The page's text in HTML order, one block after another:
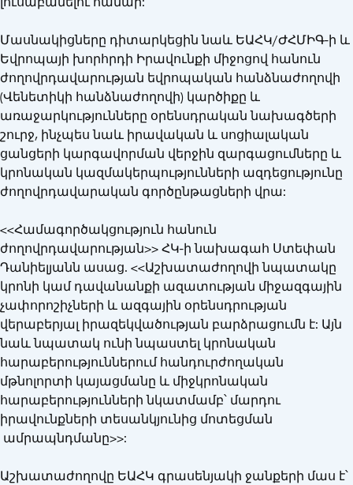
Մասնակիցները դիտարկեցին նաև ԵԱՀԿ/ԺՀՄԻԳ-ի և
Եվրոպայի խորհրդի Իրավունքի միջոցով հանուն
ժողովրդավարության եվրոպական հանձնաժողովի
(Վենետիկի հանձնաժողովի) կարծիքը և
առաջարկությունները օրենսդրական նախագծերի
շուրջ, ինչպես նաև իրավական և սոցիալական
ցանցերի կարգավորման վերջին զարգացումները և
կրոնական կազմակերպությունների ազդեցությունը
ժողովրդավարական գործընթացների վրա:
<<Համագործակցություն հանուն
ժողովրդավարության>> ՀԿ-ի նախագահ Ստեփան
Դանիելյանն ասաց. <<Աշխատաժողովի նպատակը
կրոնի կամ դավանանքի ազատության միջազգային
չափորոշիչների և ազգային օրենսդրության
վերաբերյալ իրազեկվածության բարձրացումն է: Այն
նաև նպատակ ունի նպաստել կրոնական
հարաբերություններում հանդուրժողական
մթնոլորտի կայացմանը և միջկրոնական
հարաբերությունների նկատմամբ՝ մարդու
իրավունքների տեսանկյունից մոտեցման
ամրապնդմանը>>:
Աշխատաժողովը ԵԱՀԿ գրասենյակի ջանքերի մաս է՝